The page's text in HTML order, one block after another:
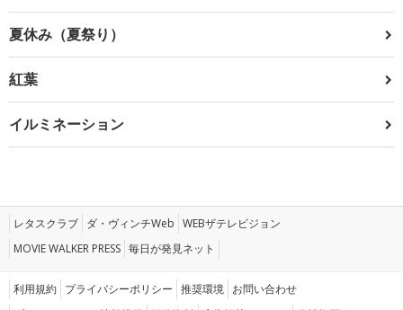
夏休み（夏祭り）
紅葉
イルミネーション
レタスクラブ ダ・ヴィンチWeb WEBザテレビジョン
MOVIE WALKER PRESS 毎日が発見ネット
利用規約 プライバシーポリシー 推奨環境 お問い合わせ